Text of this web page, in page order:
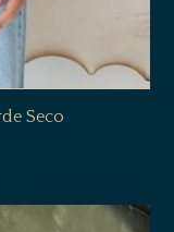
Seco